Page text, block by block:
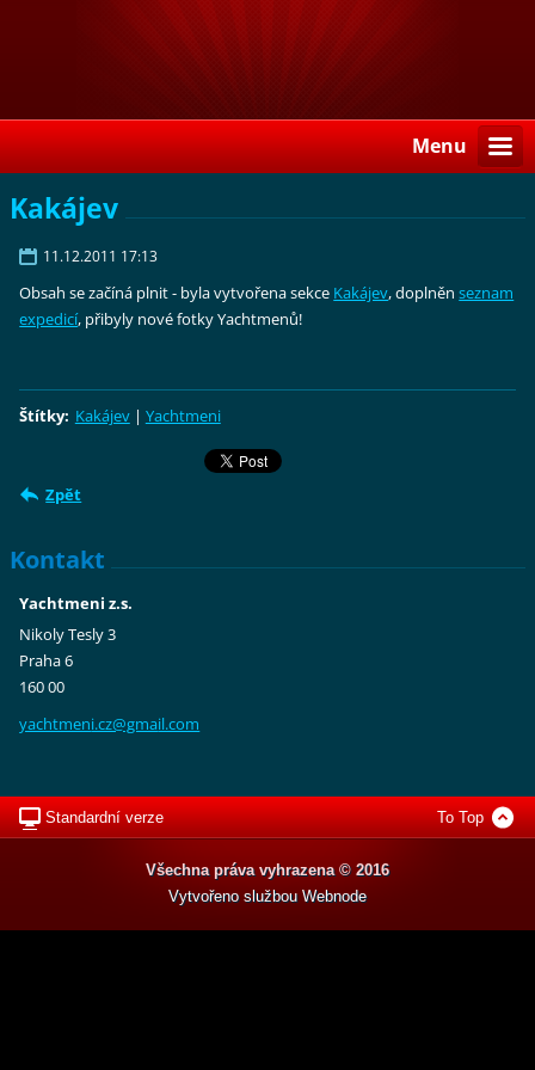
Menu
Kakájev
11.12.2011 17:13
Obsah se začíná plnit - byla vytvořena sekce Kakájev, doplněnseznam
expedicí, přibyly nové fotky Yachtmenů!
Štítky: Kakájev | Yachtmeni
Zpět
Kontakt
Yachtmeni z.s.
Nikoly Tesly 3
Praha 6
160 00
yachtmeni.cz@gmail.com
Standardní verze To Top
Všechna práva vyhrazena © 2016
Vytvořeno službou Webnode